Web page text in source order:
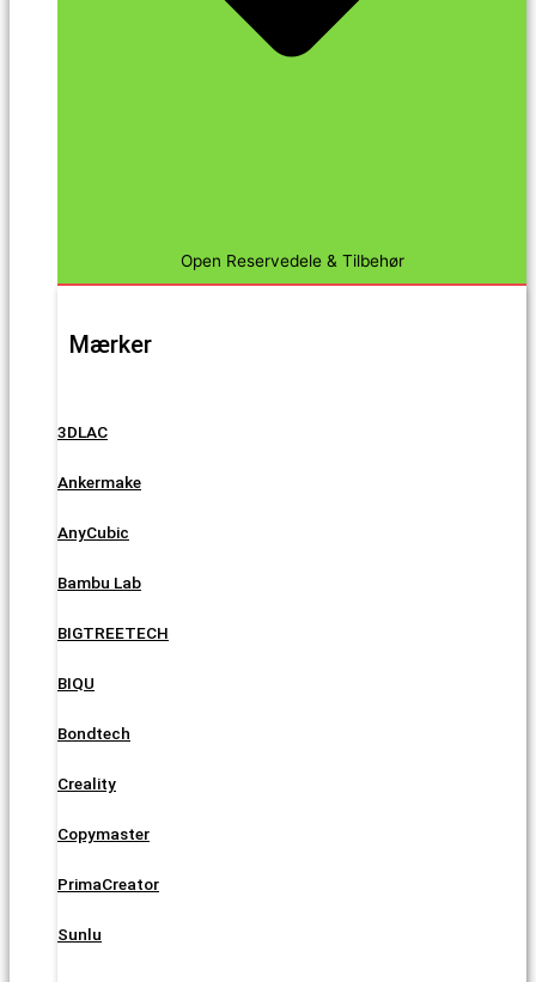
Open Reservedele & Tilbehør
Mærker
3DLAC
Ankermake
AnyCubic
Bambu Lab
BIGTREETECH
BIQU
Bondtech
Creality
Copymaster
PrimaCreator
Sunlu